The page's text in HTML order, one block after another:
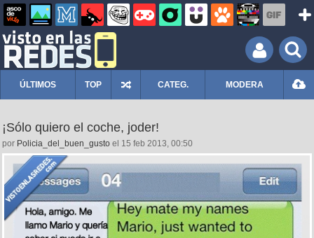
ÚLTIMOS TOP CATEG. MODERA
¡Sólo quiero el coche, joder!
por Policia_del_buen_gusto el 15 feb 2013, 00:50